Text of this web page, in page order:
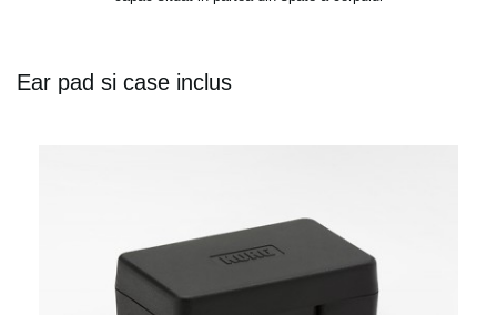
Ear pad si case inclus